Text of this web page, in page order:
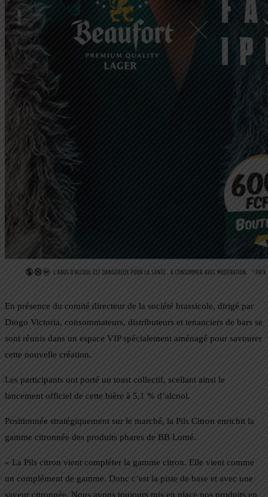
En présence du comité directeur de la société brassicole, dirigé par
Diogo Victoria, consommateurs, distributeurs et tenanciers de bars se
sont réunis dans un espace VIP spécialement aménagé pour savourer
cette nouvelle création.
Les participants ont porté un toast collectif, scellant ainsi le
lancement officiel de cette bière à 5,1 % d’alcool.
Positionnée stratégiquement sur le marché, la Pils Citron enrichit la
gamme citronnée des produits phares de BB Lomé.
« La Pils citron vient compléter la gamme citron. Elle vient comme
un complément de gamme. Donc c’est la piste de base et avec une
saveur citronnée. Nous avons toujours mis en place nos produits en